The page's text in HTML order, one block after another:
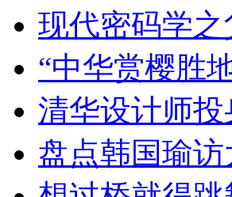
现代密码学
“中华赏樱胜
清华设计师
盘点韩国瑜